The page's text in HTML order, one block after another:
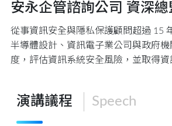
安永企管諮詢公司 資深總
從事資訊安全與隱私保護顧問超過 15
半導體設計、資訊電子業公司與政府
度，評估資訊系統安全風險，並取得
演講議程 Speech